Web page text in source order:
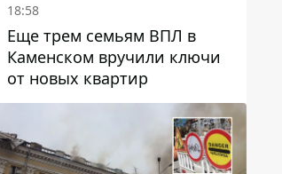
18:58
Еще трем семьям ВПЛ в
Каменском вручили ключи
от новых квартир